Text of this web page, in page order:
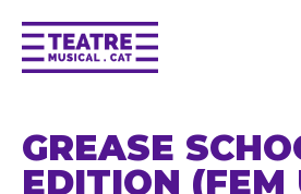
GREASE
EDITION (FEM